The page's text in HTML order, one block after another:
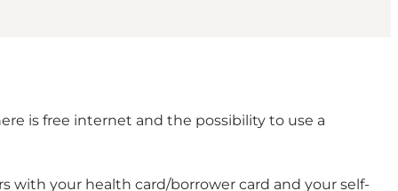
is free internet and the possibility to use a
with your health card/borrower card and your self-